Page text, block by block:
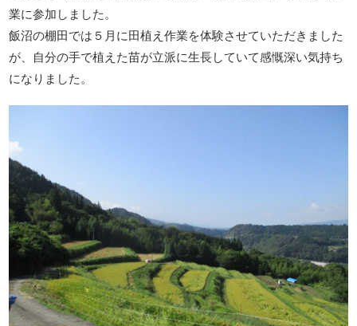
業に参加しました。
飯沼の棚田では５月に田植え作業を体験させていただきました
が、自分の手で植えた苗が立派に生長していて感慨深い気持ち
になりました。